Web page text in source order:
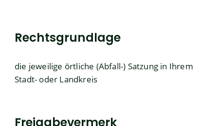
Rechtsgrundlage
die jeweilige örtliche (Abfall-) Satzung in Ihrem
Stadt- oder Landkreis
Freigabevermerk